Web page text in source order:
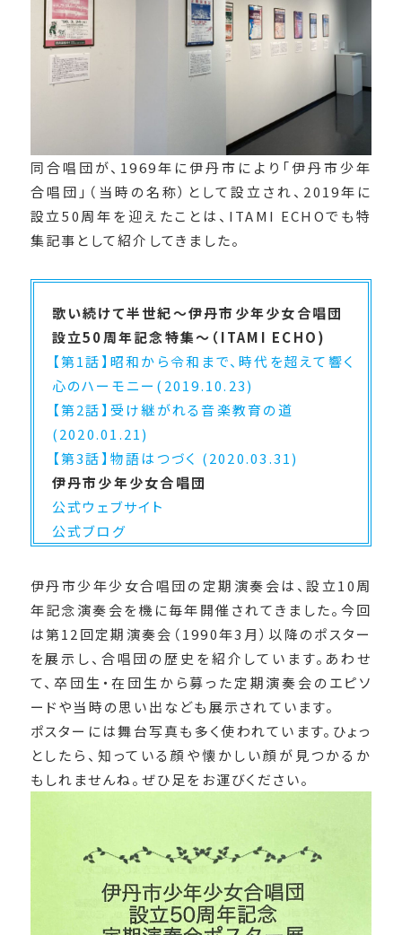
同合唱団が、1969年に伊丹市により「伊丹市少年
合唱団」（当時の名称）として設立され、2019年に
設立50周年を迎えたことは、ITAMI ECHOでも特
集記事として紹介してきました。
歌い続けて半世紀〜伊丹市少年少女合唱団
設立50周年記念特集〜（ITAMI ECHO)
【第1話】昭和から令和まで、時代を超えて響く
心のハーモニー(2019.10.23)
【第2話】受け継がれる音楽教育の道
(2020.01.21)
【第3話】物語はつづく (2020.03.31)
伊丹市少年少女合唱団
公式ウェブサイト
公式ブログ
伊丹市少年少女合唱団の定期演奏会は、設立10周
年記念演奏会を機に毎年開催されてきました。今回
は第12回定期演奏会（1990年3月）以降のポスター
を展示し、合唱団の歴史を紹介しています。あわせ
て、卒団生・在団生から募った定期演奏会のエピソ
ードや当時の思い出なども展示されています。
ポスターには舞台写真も多く使われています。ひょっ
としたら、知っている顔や懐かしい顔が見つかるか
もしれませんね。ぜひ足をお運びください。